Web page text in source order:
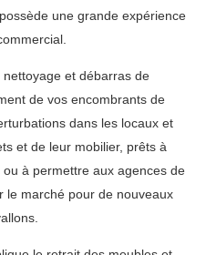
une grande expérience
et débarras de
de vos encombrants de
dans les locaux et
et de leur mobilier, prêts à
à permettre aux agences de
le marché pour de nouveaux